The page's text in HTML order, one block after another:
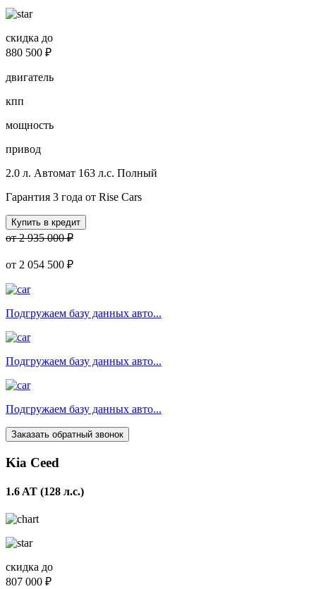
скидка до
880 500 ₽
двигатель
кпп
мощность
привод
2.0 л. Автомат 163 л.с. Полный
Гарантия 3 года от Rise Cars
Купить в кредит
от 2 935 000 ₽
от 2 054 500 ₽
Подгружаем базу данных авто...
Подгружаем базу данных авто...
Подгружаем базу данных авто...
Заказать обратный звонок
Kia Ceed
1.6 AT (128 л.с.)
скидка до
807 000 ₽